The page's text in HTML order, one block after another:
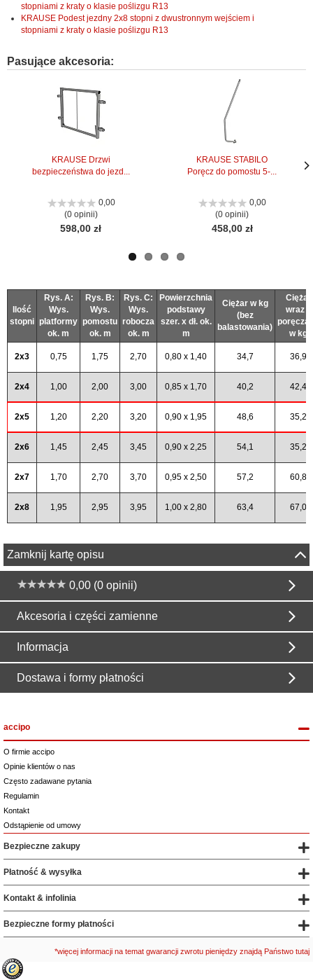
stopniami z kraty o klasie poślizgu R13
KRAUSE Podest jezdny 2x8 stopni z dwustronnym wejściem i
stopniami z kraty o klasie poślizgu R13
Pasujące akcesoria:
KRAUSE Drzwi
bezpieczeństwa do jezd...
0,00
(0 opinii)
598,00 zł
KRAUSE STABILO
Poręcz do pomostu 5-...
0,00
(0 opinii)
458,00 zł
Ilość
stopni
Rys. A:
Wys.
platformy
ok. m
Rys. B:
Wys.
pomostu
ok. m
Rys. C:
Wys.
robocza
ok. m
Powierzchnia
podstawy
szer. x dł. ok.
m
Ciężar w kg
(bez
balastowania)
Ciężar
wraz z
w kg
2x3 0,75 1,75 2,70 0,80 x 1,40 34,7 36,9
2x4 1,00 2,00 3,00 0,85 x 1,70 40,2 42,4
2x5 1,20 2,20 3,20 0,90 x 1,95 48,6 35,2
2x6 1,45 2,45 3,45 0,90 x 2,25 54,1 35,2
2x7 1,70 2,70 3,70 0,95 x 2,50 57,2 60,8
2x8 1,95 2,95 3,95 1,00 x 2,80 63,4 67,0
Zamknij kartę opisu
0,00 (0 opinii)
Akcesoria i części zamienne
Informacja
Dostawa i formy płatności
accipo
O firmie accipo
Opinie klientów o nas
Często zadawane pytania
Regulamin
Kontakt
Odstąpienie od umowy
Bezpieczne zakupy
Płatność & wysyłka
Kontakt & infolinia
Bezpieczne formy płatności
*więcej informacji na temat gwarancji zwrotu pieniędzy znajdą Państwo tutaj